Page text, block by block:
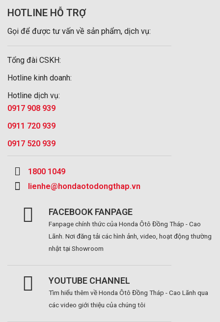
HOTLINE HỖ TRỢ
Gọi để được tư vấn về sản phẩm, dịch vụ:
Tổng đài CSKH:
Hotline kinh doanh:
Hotline dịch vụ:
0917 908 939
0911 720 939
0917 520 939
1800 1049
lienhe@hondaotodongthap.vn
FACEBOOK FANPAGE
Fanpage chính thức của Honda Ôtô Đồng Tháp - Cao
Lãnh. Nơi đăng tải các hình ảnh, video, hoạt động thường
nhật tại Showroom
YOUTUBE CHANNEL
Tìm hiểu thêm về Honda Ôtô Đồng Tháp - Cao Lãnh qua
các video giới thiệu của chúng tôi